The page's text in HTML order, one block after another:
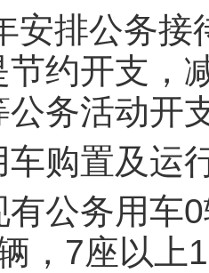
排公务接
节约开支，
务活动开
购置及运
务用车0
，7座以上